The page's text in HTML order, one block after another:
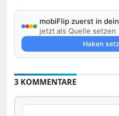
mobiFlip zuerst in
jetzt als Quelle setzen
Haken
3 KOMMENTARE